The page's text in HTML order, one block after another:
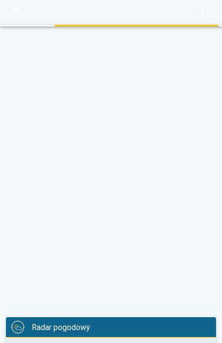
Radar pogodowy